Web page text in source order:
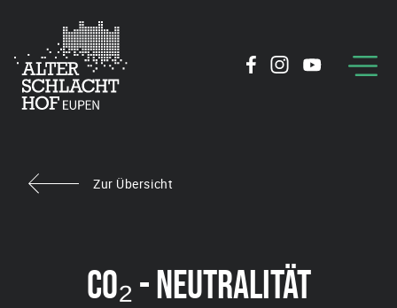
Zur Übersicht
CO₂ - NEUTRALITÄT